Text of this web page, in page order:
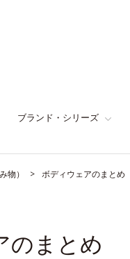
ブランド・シリーズ
物） ボディウェアのまとめ
のまとめ